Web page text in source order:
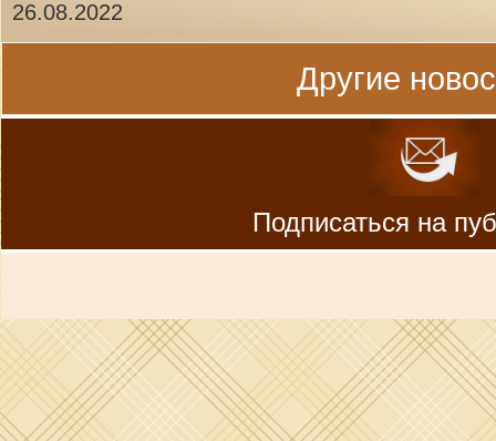
26.08.2022
Другие
Подписаться на